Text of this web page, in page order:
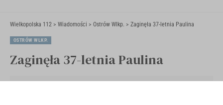
Wielkopolska 112 > Wiadomości > Ostrów Wlkp. > Zaginęła 37-letnia Paulina
OSTRÓW WLKP.
Zaginęła 37-letnia Paulina